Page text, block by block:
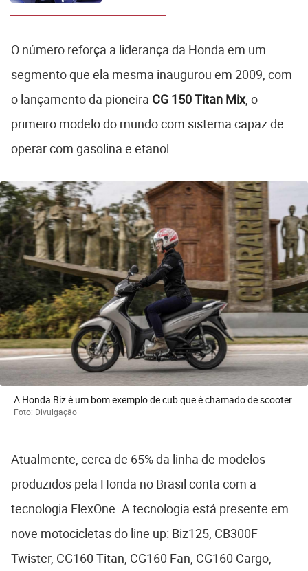
O número reforça a liderança da Honda em um
segmento que ela mesma inaugurou em 2009, com
o lançamento da pioneira CG 150 Titan Mix, o
primeiro modelo do mundo com sistema capaz de
operar com gasolina e etanol.
A Honda Biz é um bom exemplo de cub que é chamado de scooter
Foto: Divulgação
Atualmente, cerca de 65% da linha de modelos
produzidos pela Honda no Brasil conta com a
tecnologia FlexOne. A tecnologia está presente em
nove motocicletas do line up: Biz125, CB300F
Twister, CG160 Titan, CG160 Fan, CG160 Cargo,